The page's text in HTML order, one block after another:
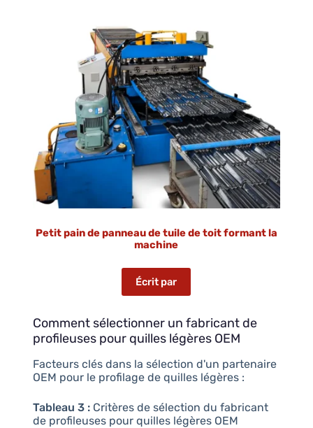
Petit pain de panneau de tuile de toit formant la
machine
Écrit par
Comment sélectionner un fabricant de
profileuses pour quilles légères OEM
Facteurs clés dans la sélection d'un partenaire
OEM pour le profilage de quilles légères :
Tableau 3 :Critères de sélection du fabricant
de profileuses pour quilles légères OEM